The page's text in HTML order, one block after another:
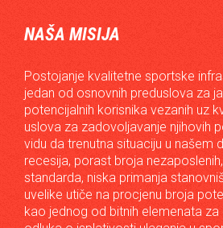
NAŠA MISIJA
Postojanje kvalitetne sportske
jedan od osnovnih preduslova za
potencijalnih korisnika vezanih uz
uslova za zadovoljavanje njihovih
vidu da trenutna situaciju u našem
recesija, porast broja
standarda, niska primanja
uvelike utiče na procjenu broja
kao jednog od bitnih elemenata